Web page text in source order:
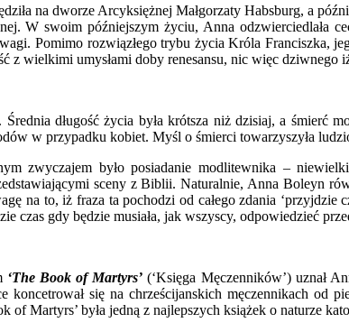
na dworze Arcyksiężnej Małgorzaty Habsburg, a
W swoim późniejszym życiu, Anna odzwierciedlała
Pomimo rozwiązłego trybu życia Króla Franciszka,
z wielkimi umysłami doby renesansu, nic więc dziwnego
długość życia była krótsza niż dzisiaj, a śmierć
w przypadku kobiet. Myśl o śmierci towarzyszyła
zwyczajem było posiadanie modlitewnika –
sceny z Biblii. Naturalnie, Anna Boleyn
na to, iż fraza ta pochodzi od całego zdania
czas gdy będzie musiała, jak wszyscy, odpowiedzieć
‘The Book of Martyrs’ (‘Księga Męczenników’) uznał
koncetrował się na chrześcijanskich męczennikach od
of Martyrs’ była jedną z najlepszych książek o naturze